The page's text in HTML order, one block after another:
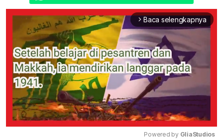
arrow_forward_ios Baca selengkapnya
Powered by GliaStudios